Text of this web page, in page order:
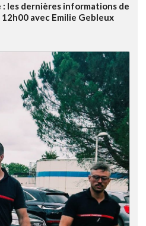
les dernières informations de
avec Emilie Gebleux